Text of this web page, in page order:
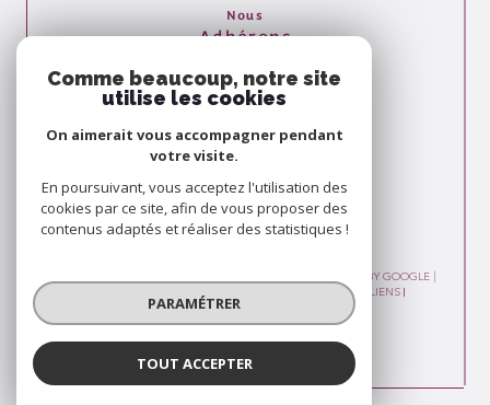
Nous
Adhérons
© 2026 | TOUS DROITS RÉSERVÉS | TRADUCTION POWERED BY GOOGLE |
NOS LIENS
POLITIQUE RGPD
Comme beaucoup, notre site
utilise les cookies
On aimerait vous accompagner pendant
votre visite.
En poursuivant, vous acceptez l'utilisation des
cookies par ce site, afin de vous proposer des
contenus adaptés et réaliser des statistiques !
PARAMÉTRER
TOUT ACCEPTER